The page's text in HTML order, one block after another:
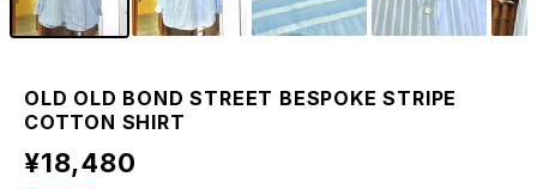
OLD OLD BOND STREET BESPOKE STRIPE
COTTON SHIRT
¥18,480